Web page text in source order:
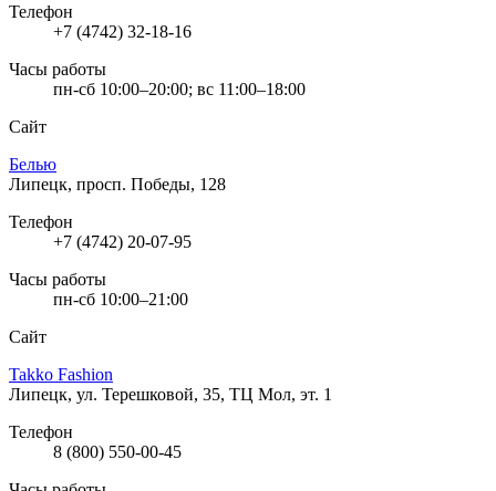
Телефон
+7 (4742) 32-18-16
Часы работы
пн-сб 10:00–20:00; вс 11:00–18:00
Сайт
Белью
Липецк, просп. Победы, 128
Телефон
+7 (4742) 20-07-95
Часы работы
пн-сб 10:00–21:00
Сайт
Takko Fashion
Липецк, ул. Терешковой, 35, ТЦ Мол, эт. 1
Телефон
8 (800) 550-00-45